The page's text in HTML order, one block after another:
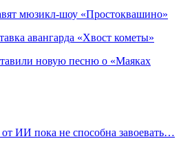
мюзикл-шоу «Простоквашино»
авангарда «Хвост кометы»
новую песню о «Маяках
ИИ пока не способна завоевать…